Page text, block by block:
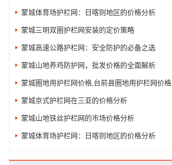
蒙城体育场护栏网：日喀则地区的价格分析
蒙城三明双圈护栏网安装的定价策略
蒙城高速公路护栏网：安全防护的必备之选
蒙城山地养鸡防护网，批发价格的全面解析
蒙城圈地用护栏网价格,台前县圈地用护栏网价格
蒙城京式护栏网在三亚的价格分析
蒙城山地铁丝护栏网的市场价格分析
蒙城体育场护栏网：日喀则地区的价格分析